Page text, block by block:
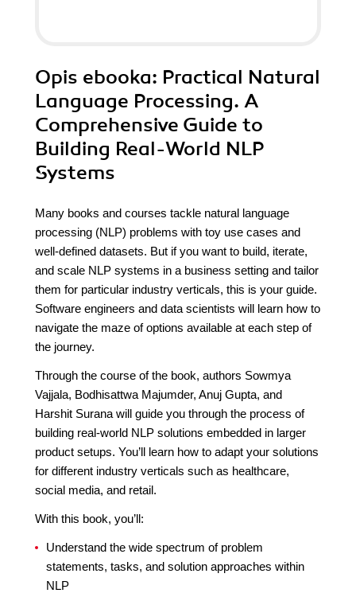
Opis ebooka: Practical Natural
Language Processing. A
Comprehensive Guide to
Building Real-World NLP
Systems
Many books and courses tackle natural language
processing (NLP) problems with toy use cases and
well-defined datasets. But if you want to build, iterate,
and scale NLP systems in a business setting and tailor
them for particular industry verticals, this is your guide.
Software engineers and data scientists will learn how to
navigate the maze of options available at each step of
the journey.
Through the course of the book, authors Sowmya
Vajjala, Bodhisattwa Majumder, Anuj Gupta, and
Harshit Surana will guide you through the process of
building real-world NLP solutions embedded in larger
product setups. You’ll learn how to adapt your solutions
for different industry verticals such as healthcare,
social media, and retail.
With this book, you’ll:
Understand the wide spectrum of problem
statements, tasks, and solution approaches within
NLP